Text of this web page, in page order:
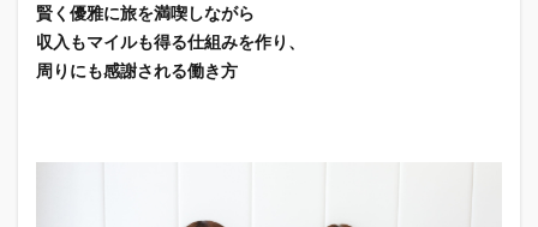
賢く優雅に旅を満喫しながら
収入もマイルも得る仕組みを作り、
周りにも感謝される働き方